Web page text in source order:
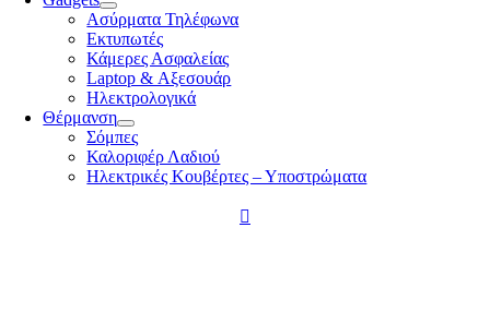
Ασύρματα Τηλέφωνα
Εκτυπωτές
Κάμερες Ασφαλείας
Laptop & Αξεσουάρ
Ηλεκτρολογικά
Θέρμανση
Σόμπες
Καλοριφέρ Λαδιού
Ηλεκτρικές Κουβέρτες – Υποστρώματα